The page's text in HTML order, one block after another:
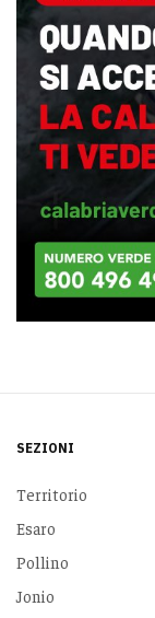
SEZIONI
Territorio
Esaro
Pollino
Jonio